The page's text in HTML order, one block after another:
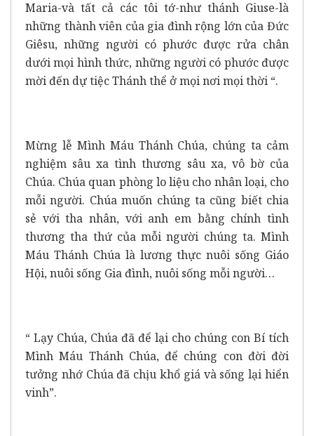
Maria-và tất cả các tôi tớ-như thánh Giuse-là
những thành viên của gia đình rộng lớn của Đức
Giêsu, những người có phước được rửa chân
dưới mọi hình thức, những người có phước được
mời đến dự tiệc Thánh thể ở mọi nơi mọi thời “.
Mừng lễ Mình Máu Thánh Chúa, chúng ta cảm
nghiệm sâu xa tình thương sâu xa, vô bờ của
Chúa. Chúa quan phòng lo liệu cho nhân loại, cho
mỗi người. Chúa muốn chúng ta cũng biết chia
sẻ với tha nhân, với anh em bằng chính tình
thương tha thứ của mỗi người chúng ta. Mình
Máu Thánh Chúa là lương thực nuôi sống Giáo
Hội, nuôi sống Gia đình, nuôi sống mỗi người…
“ Lạy Chúa, Chúa đã để lại cho chúng con Bí tích
Mình Máu Thánh Chúa, để chúng con đời đời
tưởng nhớ Chúa đã chịu khổ giá và sống lại hiển
vinh”.